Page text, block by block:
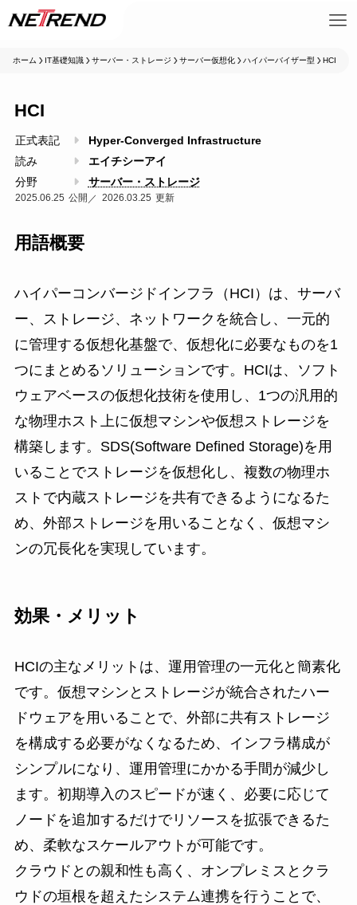
ホーム IT基礎知識 サーバー・ストレージ サーバー仮想化 ハイパーバイザー型 HCI
HCI
正式表記
Hyper-Converged Infrastructure
読み
エイチシーアイ
分野
サーバー・ストレージ
2025.06.25 2026.03.25
用語概要
ハイパーコンバージドインフラ（HCI）は、サーバ
ー、ストレージ、ネットワークを統合し、一元的
に管理する仮想化基盤で、仮想化に必要なものを1
つにまとめるソリューションです。HCIは、ソフト
ウェアベースの仮想化技術を使用し、1つの汎用的
な物理ホスト上に仮想マシンや仮想ストレージを
構築します。SDS(Software Defined Storage)を用
いることでストレージを仮想化し、複数の物理ホ
ストで内蔵ストレージを共有できるようになるた
め、外部ストレージを用いることなく、仮想マシ
ンの冗長化を実現しています。
効果・メリット
HCIの主なメリットは、運用管理の一元化と簡素化
です。仮想マシンとストレージが統合されたハー
ドウェアを用いることで、外部に共有ストレージ
を構成する必要がなくなるため、インフラ構成が
シンプルになり、運用管理にかかる手間が減少し
ます。初期導入のスピードが速く、必要に応じて
ノードを追加するだけでリソースを拡張できるた
め、柔軟なスケールアウトが可能です。
クラウドとの親和性も高く、オンプレミスとクラ
ウドの垣根を超えたシステム連携を行うことで、